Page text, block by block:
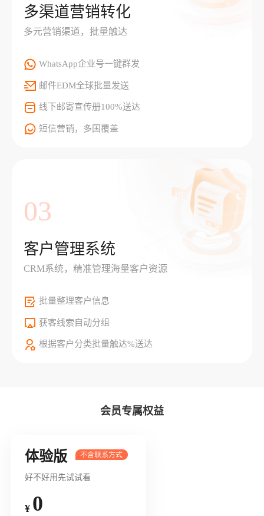
多渠道营销转化
多元营销渠道，批量触达
WhatsApp企业号一键群发
邮件EDM全球批量发送
线下邮寄宣传册100%送达
短信营销，多国覆盖
03
客户管理系统
CRM系统，精准管理海量客户资源
批量整理客户信息
获客线索自动分组
根据客户分类批量触达%送达
会员专属权益
体验版
好不好用先试试看
¥ 0